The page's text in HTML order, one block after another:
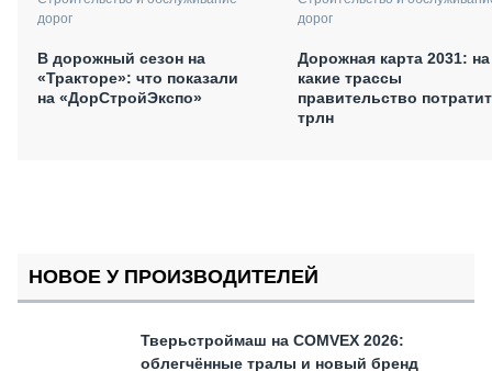
дорог
В дорожный сезон на
«Тракторе»: что показали
на «ДорСтройЭкспо»
дорог
Дорожная карта 2031: на
какие трассы
правительство
трлн
НОВОЕ У ПРОИЗВОДИТЕЛЕЙ
Тверьстроймаш на COMVEX 2026:
облегчённые тралы и новый бренд